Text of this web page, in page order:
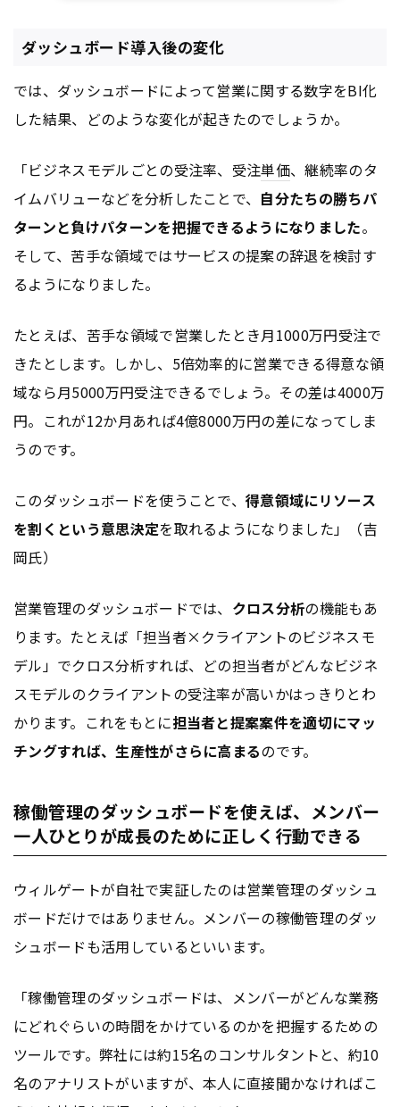
ダッシュボード導入後の変化
では、ダッシュボードによって営業に関する数字をBI化
した結果、どのような変化が起きたのでしょうか。
「ビジネスモデルごとの受注率、受注単価、継続率のタ
イムバリューなどを分析したことで、 自分たちの勝ちパ
ターンと負けパターンを把握できるようになりました。
そして、苦手な領域ではサービスの提案の辞退を検討す
るようになりました。
たとえば、苦手な領域で営業したとき月1000万円受注で
きたとします。しかし、5倍効率的に営業できる得意な領
域なら月5000万円受注できるでしょう。その差は4000万
円。これが12か月あれば4億8000万円の差になってしま
うのです。
このダッシュボードを使うことで、得意領域にリソース
を割くという意思決定を取れるようになりました」（吉
岡氏）
営業管理のダッシュボードでは、 クロス分析の機能もあ
ります。たとえば「担当者×クライアントのビジネスモ
デル」でクロス分析すれば、どの担当者がどんなビジネ
スモデルのクライアントの受注率が高いかはっきりとわ
かります。これをもとに担当者と提案案件を適切にマッ
チングすれば、生産性がさらに高まるのです。
稼働管理のダッシュボードを使えば、メンバー
一人ひとりが成長のために正しく行動できる
ウィルゲートが自社で実証したのは営業管理のダッシュ
ボードだけではありません。メンバーの稼働管理のダッ
シュボードも活用しているといいます。
「稼働管理のダッシュボードは、メンバーがどんな業務
にどれぐらいの時間をかけているのかを把握するための
ツールです。弊社には約15名のコンサルタントと、約10
名のアナリストがいますが、本人に直接聞かなければこ